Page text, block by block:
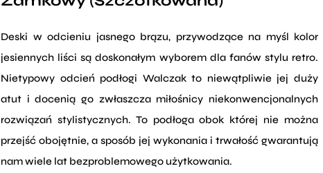
Deski w odcieniu jasnego brązu, przywodzące na myśl kolor
jesiennych liści są doskonałym wyborem dla fanów stylu retro.
Nietypowy odcień podłogi Walczak to niewątpliwie jej duży
atut i docenią go zwłaszcza miłośnicy niekonwencjonalnych
rozwiązań stylistycznych. To podłoga obok której nie można
przejść obojętnie, a sposób jej wykonania i trwałość gwarantują
nam wiele lat bezproblemowego użytkowania.